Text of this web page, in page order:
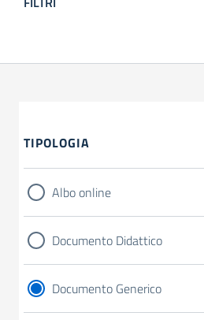
TIPOLOGIA
Albo online
Documento Didattico
Documento Generico